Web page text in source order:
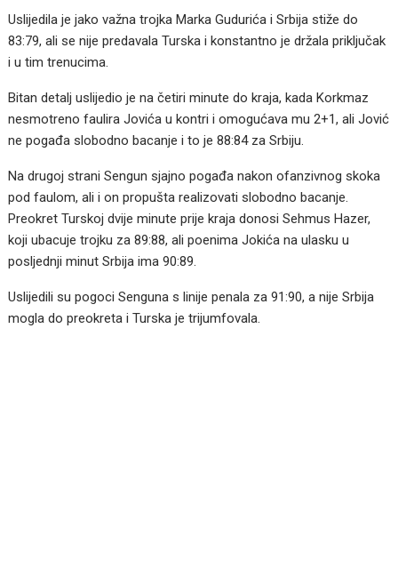
Uslijedila je jako važna trojka Marka Gudurića i Srbija stiže do
83:79, ali se nije predavala Turska i konstantno je držala priključak
i u tim trenucima.
Bitan detalj uslijedio je na četiri minute do kraja, kada Korkmaz
nesmotreno faulira Jovića u kontri i omogućava mu 2+1, ali Jović
ne pogađa slobodno bacanje i to je 88:84 za Srbiju.
Na drugoj strani Sengun sjajno pogađa nakon ofanzivnog skoka
pod faulom, ali i on propušta realizovati slobodno bacanje.
Preokret Turskoj dvije minute prije kraja donosi Sehmus Hazer,
koji ubacuje trojku za 89:88, ali poenima Jokića na ulasku u
posljednji minut Srbija ima 90:89.
Uslijedili su pogoci Senguna s linije penala za 91:90, a nije Srbija
mogla do preokreta i Turska je trijumfovala.